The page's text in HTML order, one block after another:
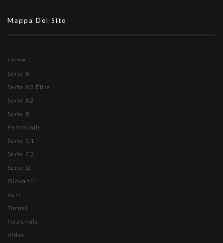
Mappa Del Sito
Home
Serie A
Serie A2 Élite
Serie A2
Serie B
Femminile
Serie C1
Serie C2
Serie D
Giovanili
Vari
Tornei
Nazionale
Video